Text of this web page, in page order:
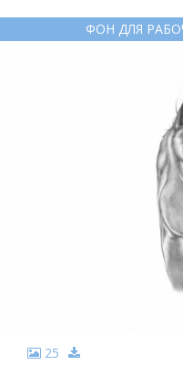
ФОН ДЛЯ
25